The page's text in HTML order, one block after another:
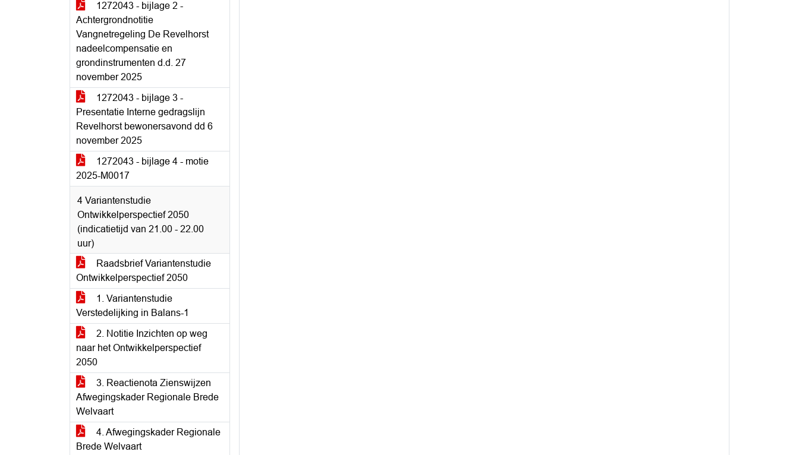
1272043 - bijlage 2 -
Achtergrondnotitie
Vangnetregeling De Revelhorst
nadeelcompensatie en
grondinstrumenten d.d. 27
november 2025
1272043 - bijlage 3 -
Presentatie Interne gedragslijn
Revelhorst bewonersavond dd 6
november 2025
1272043 - bijlage 4 - motie
2025-M0017
4 Variantenstudie
Ontwikkelperspectief 2050
(indicatietijd van 21.00 - 22.00
uur)
Raadsbrief Variantenstudie
Ontwikkelperspectief 2050
1. Variantenstudie
Verstedelijking in Balans-1
2. Notitie Inzichten op weg
naar het Ontwikkelperspectief
2050
3. Reactienota Zienswijzen
Afwegingskader Regionale Brede
Welvaart
4. Afwegingskader Regionale
Brede Welvaart